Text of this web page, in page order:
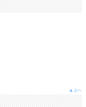
▲上へ